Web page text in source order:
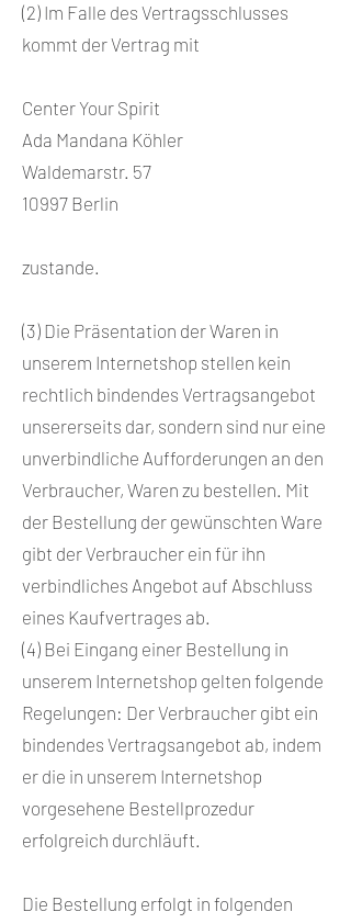
(2) Im Falle des Vertragsschlusses
kommt der Vertrag mit
Center Your Spirit
Ada Mandana Köhler
Waldemarstr. 57
10997 Berlin
zustande.
(3) Die Präsentation der Waren in
unserem Internetshop stellen kein
rechtlich bindendes Vertragsangebot
unsererseits dar, sondern sind nur eine
unverbindliche Aufforderungen an den
Verbraucher, Waren zu bestellen. Mit
der Bestellung der gewünschten Ware
gibt der Verbraucher ein für ihn
verbindliches Angebot auf Abschluss
eines Kaufvertrages ab.
(4) Bei Eingang einer Bestellung in
unserem Internetshop gelten folgende
Regelungen: Der Verbraucher gibt ein
bindendes Vertragsangebot ab, indem
er die in unserem Internetshop
vorgesehene Bestellprozedur
erfolgreich durchläuft.
Die Bestellung erfolgt in folgenden